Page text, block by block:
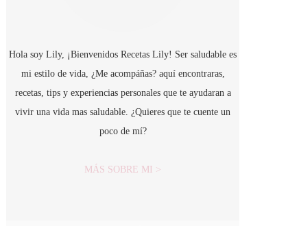
Hola soy Lily, ¡Bienvenidos Recetas Lily! Ser saludable es
mi estilo de vida, ¿Me acompáñas? aquí encontraras,
recetas, tips y experiencias personales que te ayudaran a
vivir una vida mas saludable. ¿Quieres que te cuente un
poco de mí?
MÁS SOBRE MI >